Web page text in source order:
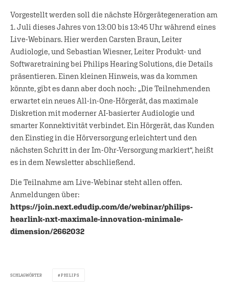
Vorgestellt werden soll die nächste Hörgerätegeneration am
1. Juli dieses Jahres von 13:00 bis 13:45 Uhr während eines
Live-Webinars. Hier werden Carsten Braun, Leiter
Audiologie, und Sebastian Wiesner, Leiter Produkt- und
Softwaretraining bei Philips Hearing Solutions, die Details
präsentieren. Einen kleinen Hinweis, was da kommen
könnte, gibt es dann aber doch noch: „Die Teilnehmenden
erwartet ein neues All-in-One-Hörgerät, das maximale
Diskretion mit moderner AI-basierter Audiologie und
smarter Konnektivität verbindet. Ein Hörgerät, das Kunden
den Einstieg in die Hörversorgung erleichtert und den
nächsten Schritt in der Im-Ohr-Versorgung markiert“, heißt
es in dem Newsletter abschließend.
Die Teilnahme am Live-Webinar steht allen offen.
Anmeldungen über:
https://join.next.edudip.com/de/webinar/philips-
hearlink-nxt-maximale-innovation-minimale-
dimension/2662032
SCHLAGWÖRTER PHILIPS